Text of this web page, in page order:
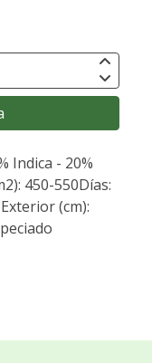
Indica - 20%
450-550Días:
(cm):